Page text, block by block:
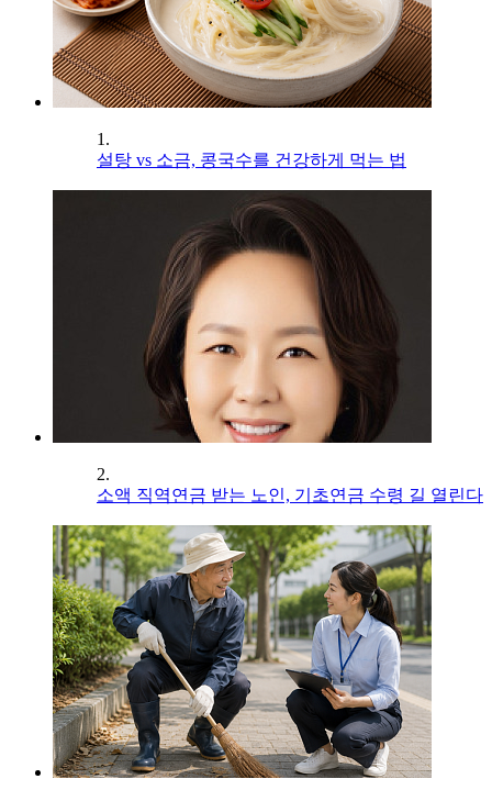
1.
설탕 vs 소금, 콩국수를 건강하게 먹는 법
2.
소액 직역연금 받는 노인, 기초연금 수령 길 열린다